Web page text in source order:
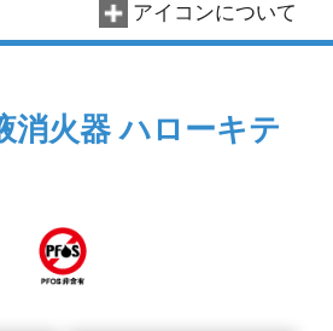
アイコンについて
消火器 ハローキテ